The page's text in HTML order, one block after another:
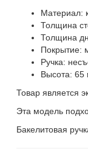
Материал:
Толщина
Толщина
Покрытие:
Ручка:
Высота: 65
Товар является
Эта модель
Бакелитовая